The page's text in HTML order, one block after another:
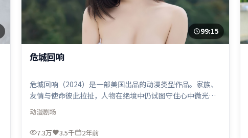
99:15
危城回响
危城回响（2024）是一部美国出品的动漫类型作品。家族、
友情与使命彼此拉扯，人物在绝境中仍试图守住心中微光。
摄影与美术共同营造出强烈地域气质，增强沉浸感。由是枝
裕和执导，木村拓哉、迪皮卡·帕度柯妮、张家辉，汤姆·
哈迪、长泽雅美、孙艺珍等联袂出演。影片于2024年2月6日
动漫剧场
7.3万 3.5千 2年前